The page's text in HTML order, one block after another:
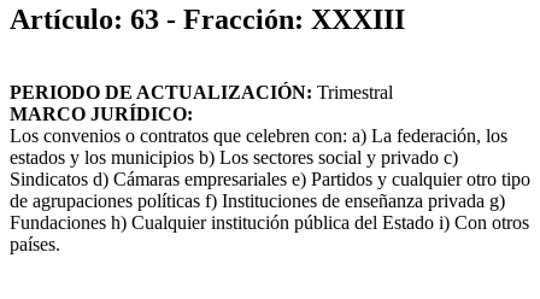
Artículo: 63 - Fracción: XXXIII
PERIODO DE ACTUALIZACIÓN: Trimestral
MARCO JURÍDICO:
Los convenios o contratos que celebren con: a) La federación, los
estados y los municipios b) Los sectores social y privado c)
Sindicatos d) Cámaras empresariales e) Partidos y cualquier otro tipo
de agrupaciones políticas f) Instituciones de enseñanza privada g)
Fundaciones h) Cualquier institución pública del Estado i) Con otros
países.